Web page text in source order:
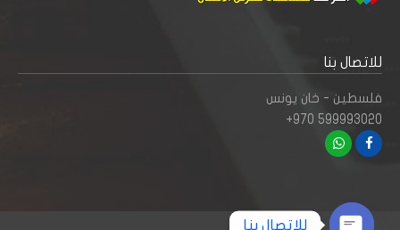
للاتصال بنا
فلسطين - خان يونس
+970 599993020
للاتصال بنا